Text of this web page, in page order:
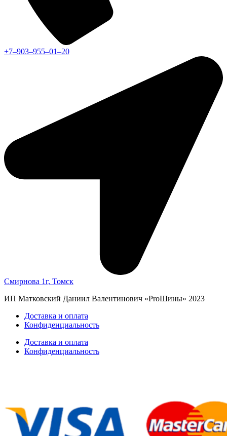
+7‒903‒955‒01‒20
Смирнова 1г, Томск
ИП Матковский Даниил Валентинович «‎ProШины» 2023
Доставка и оплата
Конфиденциальность
Доставка и оплата
Конфиденциальность